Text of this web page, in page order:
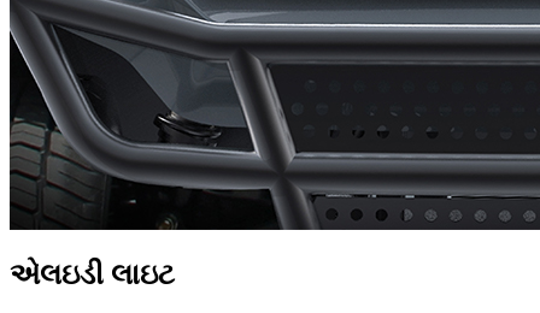
એલઇડી લાઇટ